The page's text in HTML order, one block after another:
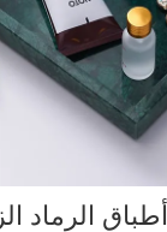
الرماد